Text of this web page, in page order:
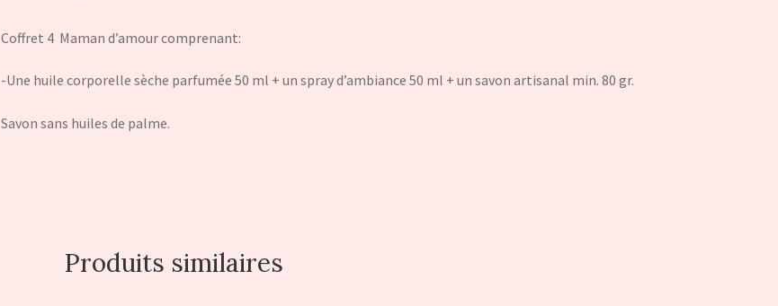
Coffret 4 Maman d’amour comprenant:
-Une huile corporelle sèche parfumée 50 ml + un spray d’ambiance 50 ml + un savon artisanal min. 80 gr.
Savon sans huiles de palme.
Produits similaires